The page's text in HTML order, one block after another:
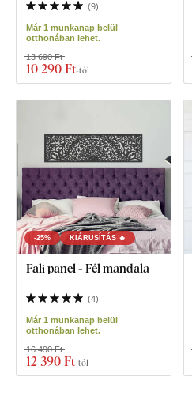
(9)
Már 1 munkanap belül
otthonában lehet.
10 290 Ft-tól
13 690 Ft
-25% KIÁRUSÍTÁS 🔥
Fali panel - Fél mandala
(4)
Már 1 munkanap belül
otthonában lehet.
12 390 Ft-tól
16 490 Ft